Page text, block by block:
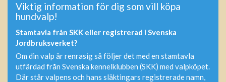
Viktig information för dig som vill köpa
hundvalp!
Stamtavla från SKK eller registrerad i Svenska
Jordbruksverket?
Om din valp är renrasig så följer det med en stamtavla
utfärdad från Svenska kennelklubben (SKK) med valpköpet.
Där står valpens och hans släktingars registrerade namn,